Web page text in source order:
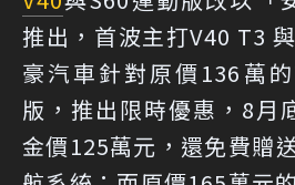
推出，首波主打V40 T3
豪汽車針對原價136萬
版，推出限時優惠，8月
金價125萬元，還免費贈